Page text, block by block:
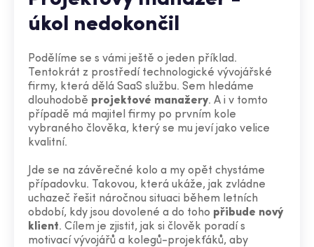
úkol nedokončil
Podělíme se s vámi ještě o jeden příklad.
Tentokrát z prostředí technologické vývojářské
firmy, která dělá SaaS službu. Sem hledáme
dlouhodobě projektové manažery. A i v tomto
případě má majitel firmy po prvním kole
vybraného člověka, který se mu jeví jako velice
kvalitní.
Jde se na závěrečné kolo a my opět chystáme
případovku. Takovou, která ukáže, jak zvládne
uchazeč řešit náročnou situaci během letních
období, kdy jsou dovolené a do toho přibude nový
klient. Cílem je zjistit, jak si člověk poradí s
motivací vývojářů a kolegů-projekťáků, aby